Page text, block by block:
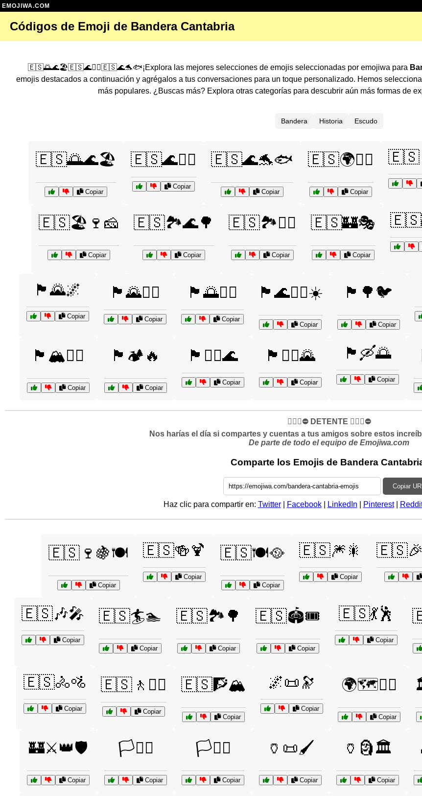
EMOJIWA.COM
Códigos de Emoji de Bandera Cantabria
🇪🇸🌅🌊🏖️🇪🇸🌊🏄‍♀️🇪🇸🌊🐬🐟¡Explora las mejores selecciones de emojis seleccionadas por emojiwa para
emojis destacados a continuación y agrégalos a tus conversaciones para un toque personalizado. Hemos
más populares. ¿Buscas más? Explora otras categorías para descubrir aún más formas de
Bandera Historia Escudo
🇪🇸🌅🌊🏖️
Copiar
🇪🇸🌊🏄‍♀️
Copiar
🇪🇸🌊🐬🐟
Copiar
🇪🇸🌍🚶‍♀️
Copiar
🇪🇸🏖️🍷🧀
Copiar
🇪🇸🏞️🌊🌳
Copiar
🇪🇸🏞️🚵‍♂️
Copiar
🇪🇸🏰🎭
Copiar
🏴🌄🌌
Copiar
🏴🌄🚶‍♀️
Copiar
🏴🌅🚶‍♂️
Copiar
🏴🌊🏄‍♂️☀️
Copiar
🏴🌳🐦
Copiar
🏴🏔️🚴‍♀️
Copiar
🏴🏕️🔥
Copiar
🏴🚣‍♀️🌊
Copiar
🏴🚴‍♂️🌄
Copiar
🏴🛶🌅
Copiar
✋🏻🛑⛔️ DETENTE ✋🏻🛑⛔️
Nos harías el día si compartes y cuentas a tus amigos sobre estos
De parte de todo el equipo de Emojiwa.com
Comparte los Emojis de Bandera
Copiar
Haz clic para compartir en: Twitter| Facebook| LinkedIn Pinterest|
🇪🇸🍷🍇🍽️
Copiar
🇪🇸🍻🍹
Copiar
🇪🇸🍽️🥘
Copiar
🇪🇸🎆🎇
Copiar
🇪🇸🎶🎤
Copiar
🇪🇸🏄🏊
Copiar
🇪🇸🏞️🌳
Copiar
🇪🇸🏟️🎟️
Copiar
🇪🇸💃🕺
Copiar
🇪🇸🚴🚵
Copiar
🇪🇸🚶🚶‍♀️
Copiar
🇪🇸🧗🏔️
Copiar
🌌📜🔭
Copiar
🌍🗺️🚶‍♂️
Copiar
🏰⚔️👑🛡️
Copiar
🏳️🏳️‍🌈
Copiar
🏳️🏴‍☠️
Copiar
🏺📜🖌️
Copiar
🏺🗿🏛️
Copiar